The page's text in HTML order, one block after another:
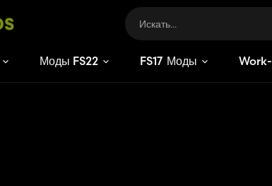
Моды FS22 FS17 Моды